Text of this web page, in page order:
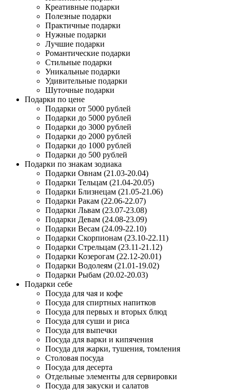
Креативные подарки
Полезные подарки
Практичные подарки
Нужные подарки
Лучшие подарки
Романтические подарки
Стильные подарки
Уникальные подарки
Удивительные подарки
Шуточные подарки
Подарки по цене
Подарки от 5000 рублей
Подарки до 5000 рублей
Подарки до 3000 рублей
Подарки до 2000 рублей
Подарки до 1000 рублей
Подарки до 500 рублей
Подарки по знакам зодиака
Подарки Овнам (21.03-20.04)
Подарки Тельцам (21.04-20.05)
Подарки Близнецам (21.05-21.06)
Подарки Ракам (22.06-22.07)
Подарки Львам (23.07-23.08)
Подарки Девам (24.08-23.09)
Подарки Весам (24.09-22.10)
Подарки Скорпионам (23.10-22.11)
Подарки Стрельцам (23.11-21.12)
Подарки Козерогам (22.12-20.01)
Подарки Водолеям (21.01-19.02)
Подарки Рыбам (20.02-20.03)
Подарки себе
Посуда для чая и кофе
Посуда для спиртных напитков
Посуда для первых и вторых блюд
Посуда для суши и риса
Посуда для выпечки
Посуда для варки и кипячения
Посуда для жарки, тушения, томления
Столовая посуда
Посуда для десерта
Отдельные элементы для сервировки
Посуда для закуски и салатов